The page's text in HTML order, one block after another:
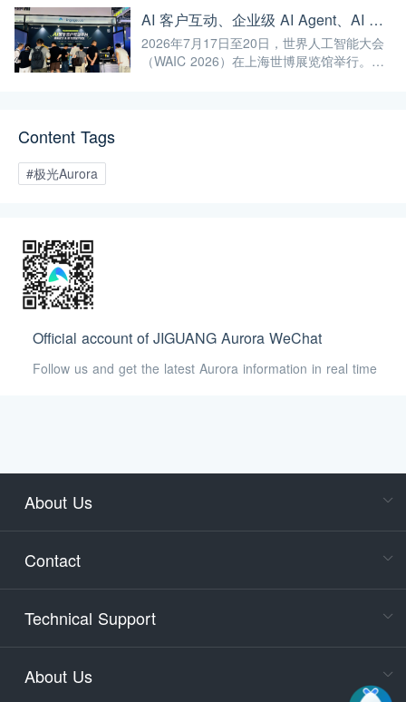
Agent 正式支持通过 SIP 协议与 Twilio 对接
企业通信系统；LINE 客服插件 2.0 完成界面
重构并新增通知功能。
AI 客户互动、企业级 AI Agent、AI 内容生成集中亮相！极光旗下EngageLab WAIC 2026 现场回顾
2026年7月17日至20日，世界人工智能大会
（WAIC 2026）在上海世博展览馆举行。极
Content Tags
#极光Aurora
Official account of JIGUANG Aurora WeChat
Follow us and get the latest Aurora information in real time
About Us
Contact
Technical Support
About Us
days)
9:30-